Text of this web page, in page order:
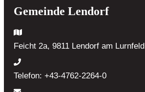
Gemeinde Lendorf
Feicht 2a, 9811 Lendorf am Lurnfeld
Telefon: +43-4762-2264-0